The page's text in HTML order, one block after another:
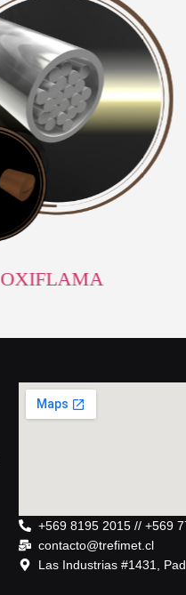
OXIFLAMA
+569 8195 2015 // +569
contacto@trefimet.cl
Las Industrias #1431,